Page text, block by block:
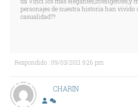
personajes de nuestra historia han vivido
casualidad??
Respondido : 09/03/2011 9:26 pm
CHARIN